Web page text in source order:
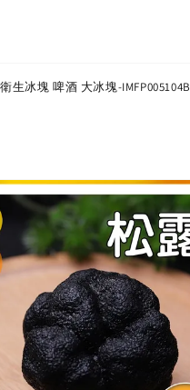
生冰塊 啤酒 大冰塊-IMFP005104B